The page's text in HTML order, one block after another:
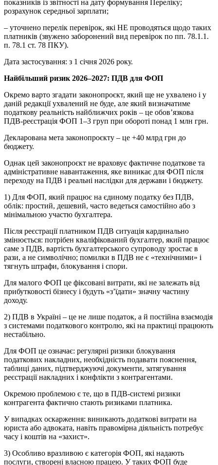
показників із звітності на дату формування Переліку;
розрахунок середньої зарплати;
– уточнено перелік перевірок, які НЕ проводяться щодо таких
платників (звужено заборонений вид перевірок по пп. 78.1.1.
п. 78.1 ст. 78 ПКУ).
Дата застосування: з 1 січня 2026 року.
Найбільший ризик 2026–2027: ПДВ для ФОП
Окремо варто згадати законопроєкт, який ще не ухвалено і у
даній редакції ухвалений не буде, але який визначатиме
податкову реальність найближчих років – це обов’язкова
ПДВ-реєстрація ФОП 1–3 груп при обороті понад 1 млн грн.
Декларована мета законопроєкту – це +40 млрд грн до
бюджету.
Однак цей законопроєкт не враховує фактичне податкове та
адміністративне навантаження, яке виникає для ФОП після
переходу на ПДВ і реальні наслідки для держави і бюджету.
1) Для ФОП, який працює на єдиному податку без ПДВ,
облік: простий, дешевий, часто ведеться самостійно або з
мінімальною участю бухгалтера.
Після реєстрації платником ПДВ ситуація кардинально
змінюється: потрібен кваліфікований бухгалтер, який працює
саме з ПДВ, вартість бухгалтерського супроводу зростає в
рази, а не символічно; помилки в ПДВ не є «технічними» і
тягнуть штрафи, блокування і спори.
Для малого ФОП це фіксовані витрати, які не залежать від
прибутковості бізнесу і будуть «з’їдати» значну частину
доходу.
2) ПДВ в Україні – це не лише податок, а й постійна взаємодія
з системами податкового контролю, які на практиці працюють
нестабільно.
Для ФОП це означає: регулярні ризики блокування
податкових накладних, необхідність подавати пояснення,
таблиці даних, підтверджуючі документи, затягування
реєстрації накладних і конфлікти з контрагентами.
Окремою проблемою є те, що в ПДВ-системі ризики
контрагента фактично стають ризиками платника.
У випадках оскарження: виникають додаткові витрати на
юриста або адвоката, навіть правомірна діяльність потребує
часу і коштів на «захист».
3) Особливо вразливою є категорія ФОП, які надають
послуги, створені власною працею. У таких ФОП буде